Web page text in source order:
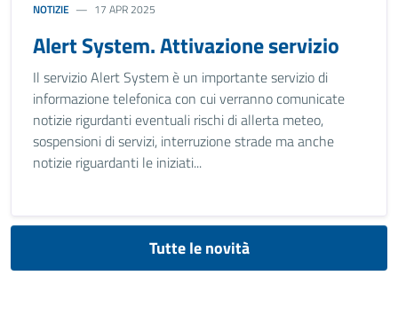
NOTIZIE 17 APR 2025
Alert System. Attivazione servizio
Il servizio Alert System è un importante servizio di
informazione telefonica con cui verranno comunicate
notizie rigurdanti eventuali rischi di allerta meteo,
sospensioni di servizi, interruzione strade ma anche
notizie riguardanti le iniziati...
Tutte le novità